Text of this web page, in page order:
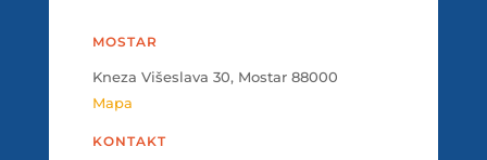
MOSTAR
Kneza Višeslava 30, Mostar 88000
Mapa
KONTAKT